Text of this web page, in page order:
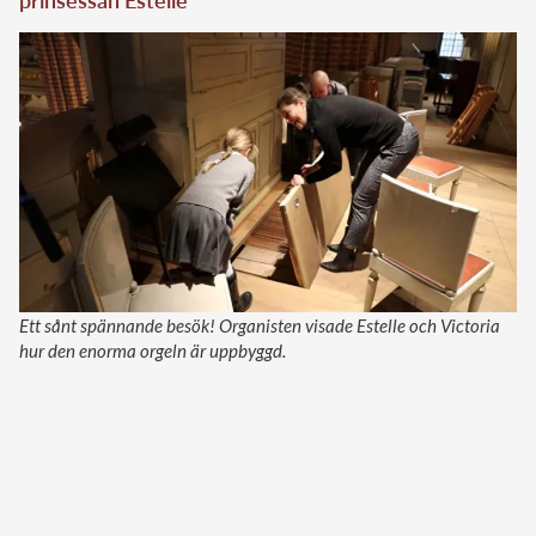
Ett sånt spännande besök! Organisten visade Estelle och Victoria
hur den enorma orgeln är uppbyggd.